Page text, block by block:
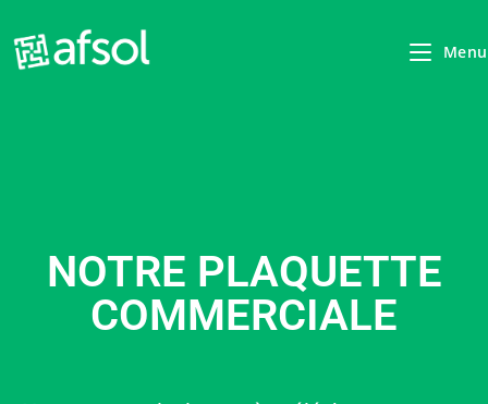
Menu
NOTRE PLAQUETTE
COMMERCIALE